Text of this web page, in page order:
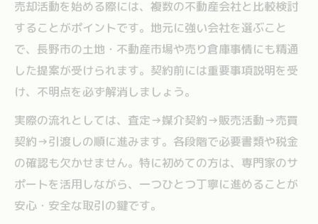
売却活動を始める際には、複数の不動産会社と比較検討
することがポイントです。地元に強い会社を選ぶこと
で、長野市の土地・不動産市場や売り倉庫事情にも精通
した提案が受けられます。契約前には重要事項説明を受
け、不明点を必ず解消しましょう。
実際の流れとしては、査定→媒介契約→販売活動→売買
契約→引渡しの順に進みます。各段階で必要書類や税金
の確認も欠かせません。特に初めての方は、専門家のサ
ポートを活用しながら、一つひとつ丁寧に進めることが
安心・安全な取引の鍵です。